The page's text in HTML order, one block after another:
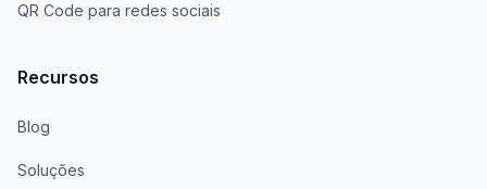
QR Code para redes sociais
Recursos
Blog
Soluções